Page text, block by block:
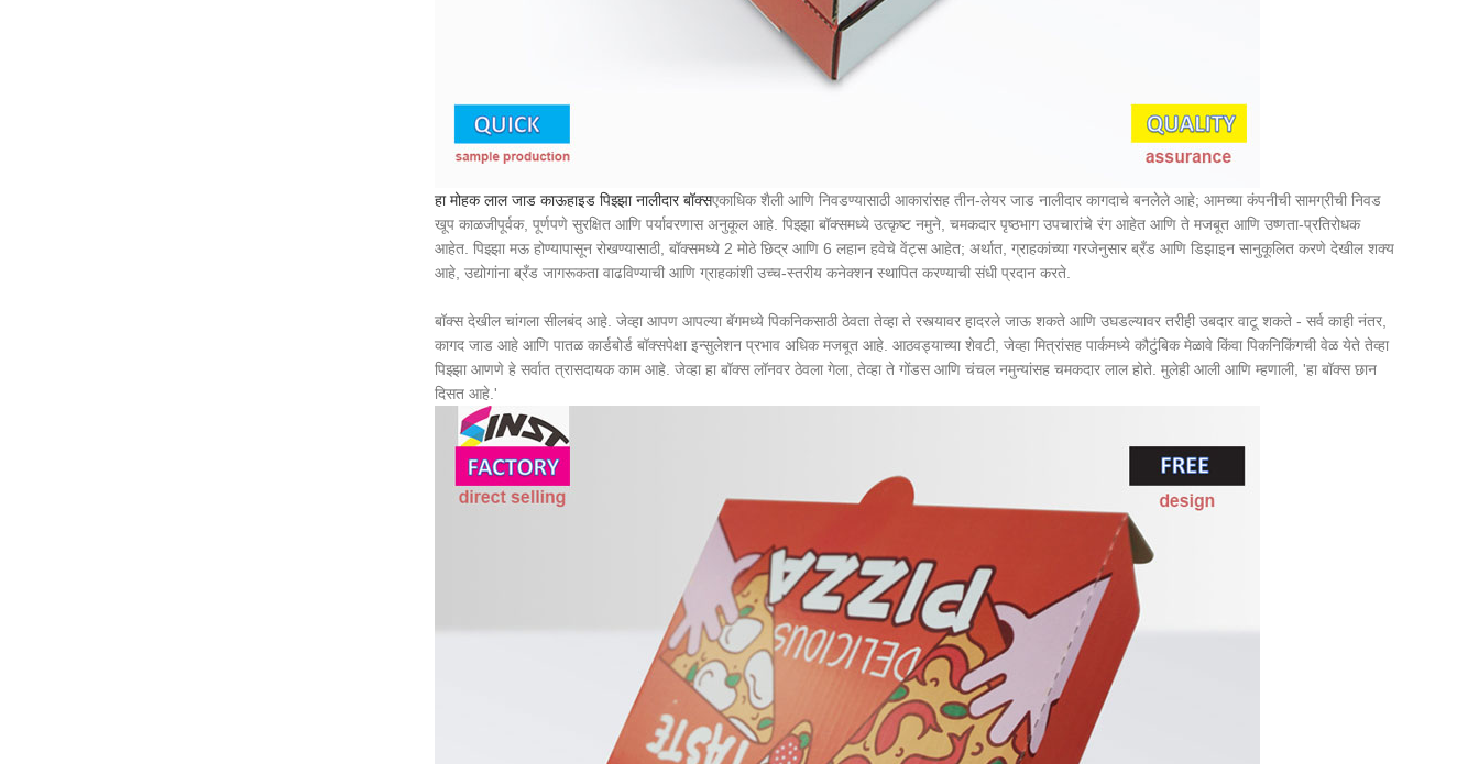
हा मोहक लाल जाड काऊहाइड पिझ्झा नालीदार बॉक्सएकाधिक शैली आणि निवडण्यासाठी आकारांसह तीन-लेयर जाड नालीदार कागदाचे बनलेले आहे; आमच्या कंपनीची सामग्रीची निवड
खूप काळजीपूर्वक, पूर्णपणे सुरक्षित आणि पर्यावरणास अनुकूल आहे. पिझ्झा बॉक्समध्ये उत्कृष्ट नमुने, चमकदार पृष्ठभाग उपचारांचे रंग आहेत आणि ते मजबूत आणि उष्णता-प्रतिरोधक
आहेत. पिझ्झा मऊ होण्यापासून रोखण्यासाठी, बॉक्समध्ये 2 मोठे छिद्र आणि 6 लहान हवेचे वेंट्स आहेत; अर्थात, ग्राहकांच्या गरजेनुसार ब्रँड आणि डिझाइन सानुकूलित करणे देखील शक्य
आहे, उद्योगांना ब्रँड जागरूकता वाढविण्याची आणि ग्राहकांशी उच्च-स्तरीय कनेक्शन स्थापित करण्याची संधी प्रदान करते.
बॉक्स देखील चांगला सीलबंद आहे. जेव्हा आपण आपल्या बॅगमध्ये पिकनिकसाठी ठेवता तेव्हा ते रस्त्यावर हादरले जाऊ शकते आणि उघडल्यावर तरीही उबदार वाटू शकते - सर्व काही नंतर,
कागद जाड आहे आणि पातळ कार्डबोर्ड बॉक्सपेक्षा इन्सुलेशन प्रभाव अधिक मजबूत आहे. आठवड्याच्या शेवटी, जेव्हा मित्रांसह पार्कमध्ये कौटुंबिक मेळावे किंवा पिकनिकिंगची वेळ येते तेव्हा
पिझ्झा आणणे हे सर्वात त्रासदायक काम आहे. जेव्हा हा बॉक्स लॉनवर ठेवला गेला, तेव्हा ते गोंडस आणि चंचल नमुन्यांसह चमकदार लाल होते. मुलेही आली आणि म्हणाली, 'हा बॉक्स छान
दिसत आहे.'